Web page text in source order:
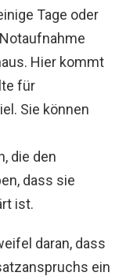
Tage oder
Hier kommt
für
Sie können
die den
dass sie
ist.
daran, dass
ein